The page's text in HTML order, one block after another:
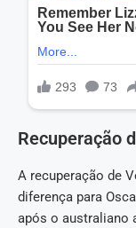
Recuperação
A recuperação de
diferença para
após o australiano